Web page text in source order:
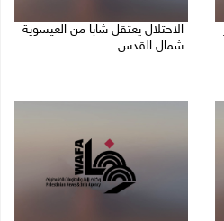
الاحتلال يعتقل شابا من العيسوية
شمال القدس